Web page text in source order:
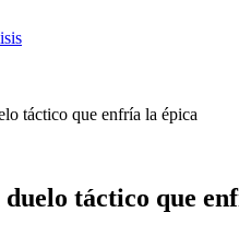
táctico que enfría la épica
táctico que